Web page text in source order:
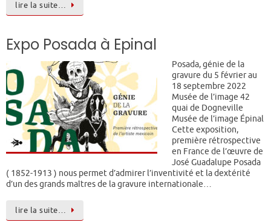
lire la suite…
Expo Posada à Epinal
Posada, génie de la
gravure du 5 février au
18 septembre 2022
Musée de l’image 42
quai de Dogneville
Musée de l’image Épinal
Cette exposition,
première rétrospective
en France de l’œuvre de
José Guadalupe Posada
( 1852-1913 ) nous permet d’admirer l’inventivité et la dextérité
d’un des grands maîtres de la gravure internationale…
lire la suite…